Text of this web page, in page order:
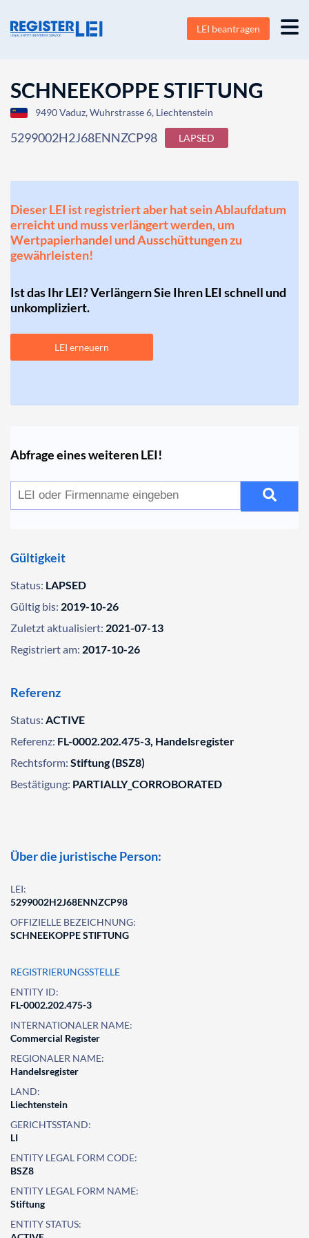
LEI beantragen
SCHNEEKOPPE STIFTUNG
9490 Vaduz, Wuhrstrasse 6, Liechtenstein
5299002H2J68ENNZCP98 LAPSED
Dieser LEI ist registriert aber hat sein Ablaufdatum
erreicht und muss verlängert werden, um
Wertpapierhandel und Ausschüttungen zu
gewährleisten!
Ist das Ihr LEI? Verlängern Sie Ihren LEI schnell und
unkompliziert.
LEI erneuern
Abfrage eines weiteren LEI!
Gültigkeit
Status: LAPSED
Gültig bis: 2019-10-26
Zuletzt aktualisiert: 2021-07-13
Registriert am: 2017-10-26
Referenz
Status: ACTIVE
Referenz: FL-0002.202.475-3, Handelsregister
Rechtsform: Stiftung (BSZ8)
Bestätigung: PARTIALLY_CORROBORATED
Über die juristische Person:
LEI:
5299002H2J68ENNZCP98
OFFIZIELLE BEZEICHNUNG:
SCHNEEKOPPE STIFTUNG
REGISTRIERUNGSSTELLE
ENTITY ID:
FL-0002.202.475-3
INTERNATIONALER NAME:
Commercial Register
REGIONALER NAME:
Handelsregister
LAND:
Liechtenstein
GERICHTSSTAND:
LI
ENTITY LEGAL FORM CODE:
BSZ8
ENTITY LEGAL FORM NAME:
Stiftung
ENTITY STATUS: